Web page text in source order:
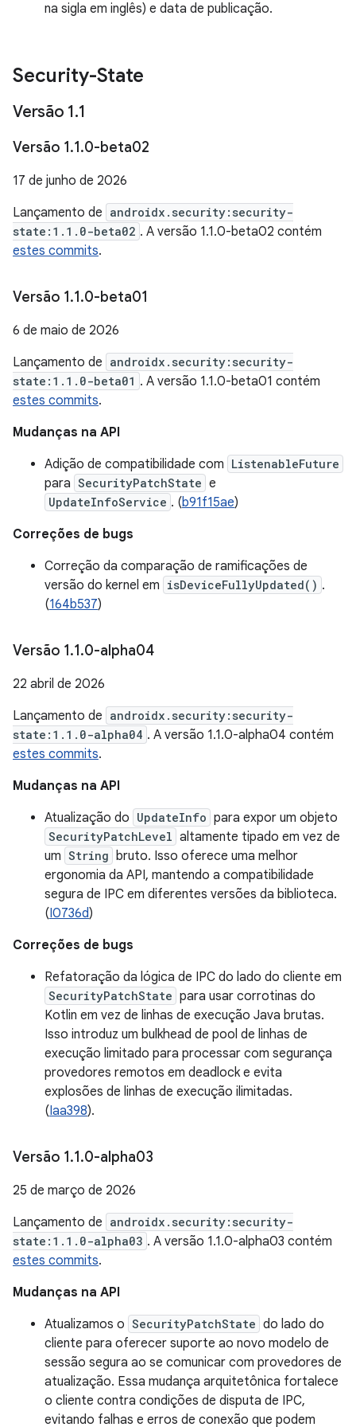
na sigla em inglês) e data de publicação.
Security-State
Versão 1.1
Versão 1.1.0-beta02
17 de junho de 2026
Lançamento de androidx.security:security-
state:1.1.0-beta02 . A versão 1.1.0-beta02 contém
estes commits.
Versão 1.1.0-beta01
6 de maio de 2026
Lançamento de androidx.security:security-
state:1.1.0-beta01 . A versão 1.1.0-beta01 contém
estes commits.
Mudanças na API
Adição de compatibilidade com ListenableFuture
para SecurityPatchState e
UpdateInfoService . (b91f15ae)
Correções de bugs
Correção da comparação de ramificações de
versão do kernel em isDeviceFullyUpdated() .
(164b537)
Versão 1.1.0-alpha04
22 abril de 2026
Lançamento de androidx.security:security-
state:1.1.0-alpha04 . A versão 1.1.0-alpha04 contém
estes commits.
Mudanças na API
Atualização do UpdateInfo para expor um objeto
SecurityPatchLevel altamente tipado em vez de
um String bruto. Isso oferece uma melhor
ergonomia da API, mantendo a compatibilidade
segura de IPC em diferentes versões da biblioteca.
(I0736d)
Correções de bugs
Refatoração da lógica de IPC do lado do cliente em
SecurityPatchState para usar corrotinas do
Kotlin em vez de linhas de execução Java brutas.
Isso introduz um bulkhead de pool de linhas de
execução limitado para processar com segurança
provedores remotos em deadlock e evita
explosões de linhas de execução ilimitadas.
(Iaa398).
Versão 1.1.0-alpha03
25 de março de 2026
Lançamento de androidx.security:security-
state:1.1.0-alpha03 . A versão 1.1.0-alpha03 contém
estes commits.
Mudanças na API
Atualizamos o SecurityPatchState do lado do
cliente para oferecer suporte ao novo modelo de
sessão segura ao se comunicar com provedores de
atualização. Essa mudança arquitetônica fortalece
o cliente contra condições de disputa de IPC,
evitando falhas e erros de conexão que podem